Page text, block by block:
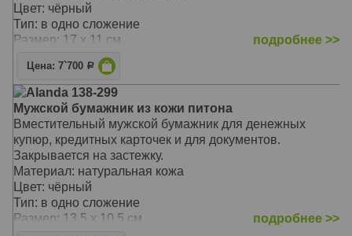
Цвет: чёрный
Тип: в одно сложение
Размер: 17 x 11 см
подробнее >>
Цена: 7`700 Р
Alanda 138-299
Мужской бумажник из кожи питона
Вместительный мужской бумажник для денежных
купюр, кредитных карточек и для документов.
Закрывается на застежку.
Материал: натуральная кожа
Цвет: чёрный
Тип: в одно сложение
Размер: 13.5 x 10.5 см
подробнее >>